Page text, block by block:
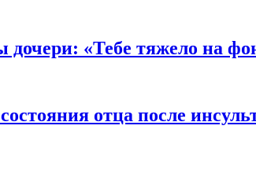
«Тебе тяжело на
отца после